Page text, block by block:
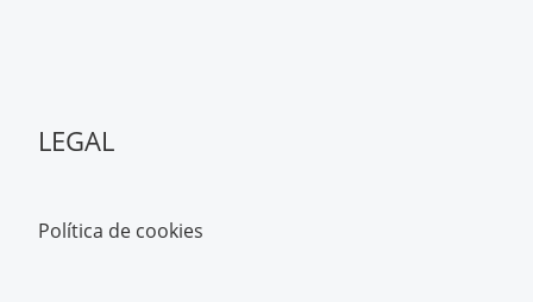
LEGAL
Política de cookies